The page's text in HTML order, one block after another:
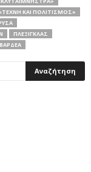
ΚΑΙ ΠΟΛΙΤΙΣΜΌΣ»
ΠΛΕΞΙΓΚΛΆΣ